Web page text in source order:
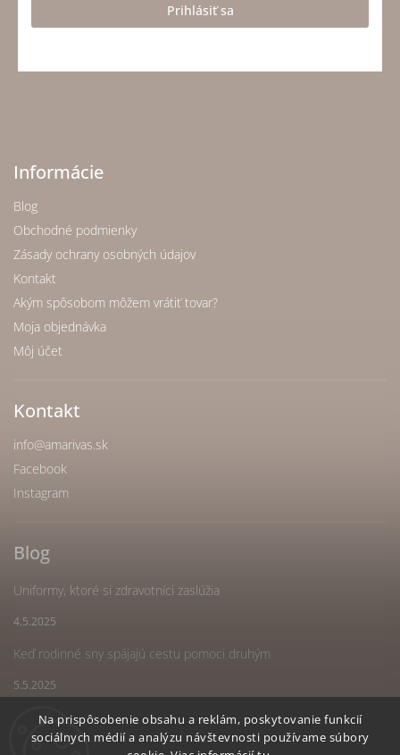
Na prispôsobenie obsahu a reklám, poskytovanie funkcií
sociálnych médií a analýzu návštevnosti používame súbory
Prihlásiť sa
Informácie
Blog
Obchodné podmienky
Zásady ochrany osobných údajov
Kontakt
Akým spôsobom môžem vrátiť tovar?
Moja objednávka
Môj účet
Kontakt
info@amarivas.sk
Facebook
Instagram
Blog
Uniformy, ktoré si zdravotníci zaslúžia
4.5.2025
Keď rodinné sny spájajú cestu pomoci druhým
5.5.2025
Náš spoločný sen sa stal realitou